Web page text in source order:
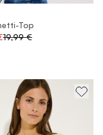
Top
19,99 €